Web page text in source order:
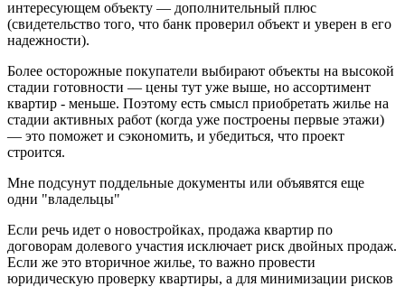
интересующем объекту — дополнительный плюс
(свидетельство того, что банк проверил объект и уверен в его
надежности).
Более осторожные покупатели выбирают объекты на высокой
стадии готовности — цены тут уже выше, но ассортимент
квартир - меньше. Поэтому есть смысл приобретать жилье на
стадии активных работ (когда уже построены первые этажи)
— это поможет и сэкономить, и убедиться, что проект
строится.
Мне подсунут поддельные документы или объявятся еще
одни "владельцы"
Если речь идет о новостройках, продажа квартир по
договорам долевого участия исключает риск двойных продаж.
Если же это вторичное жилье, то важно провести
юридическую проверку квартиры, а для минимизации рисков